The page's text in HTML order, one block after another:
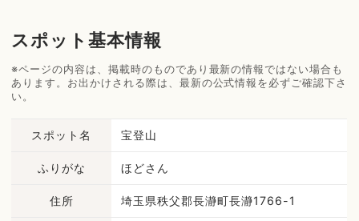
スポット基本情報
※ページの内容は、掲載時のものであり最新の情報ではない場合も
あります。お出かけされる際は、最新の公式情報を必ずご確認下さ
い。
スポット名 宝登山
ふりがな ほどさん
住所 埼玉県秩父郡長瀞町長瀞1766-1